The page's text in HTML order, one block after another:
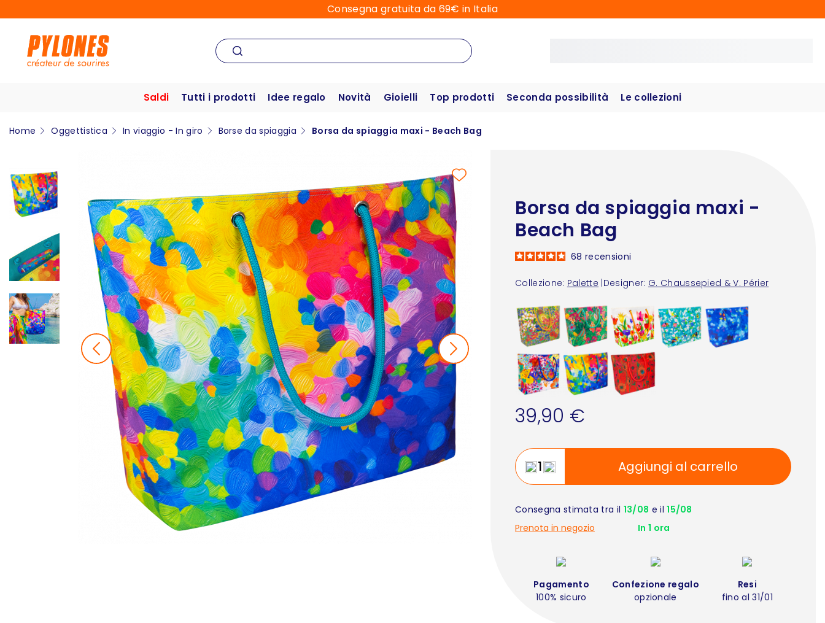
Consegna gratuita da 69€ in Italia
Saldi Tutti i prodotti Idee regalo Novità Gioielli Top prodotti Seconda possibilità Le collezioni
Home Oggettistica In viaggio - In giro Borse da spiaggia Borsa da spiaggia maxi - Beach Bag
Borsa da spiaggia maxi -
Beach Bag
Collezione: Palette Designer: G. Chaussepied & V. Périer
68 recensioni
39,90 €
Aggiungi al carrello
Consegna stimata tra il 13/08 e il15/08
Prenota in negozio
In 1 ora
Pagamento
100% sicuro
Confezione regalo
opzionale
Resi
fino al 31/01